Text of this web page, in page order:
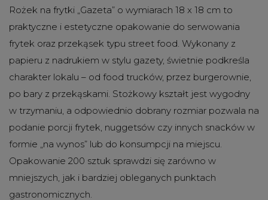
Rożek na frytki „Gazeta” o wymiarach 18 x 18 cm to
praktyczne i estetyczne opakowanie do serwowania
frytek oraz przekąsek typu street food. Wykonany z
papieru z nadrukiem w stylu gazety, świetnie podkreśla
charakter lokalu – od food trucków, przez burgerownie,
po bary z przekąskami. Stożkowy kształt jest wygodny
w trzymaniu, a odpowiednio dobrany rozmiar pozwala na
podanie porcji frytek, nuggetsów czy innych snacków w
formie „na wynos” lub do konsumpcji na miejscu.
Opakowanie 200 sztuk sprawdzi się zarówno w
mniejszych, jak i bardziej obleganych punktach
gastronomicznych.